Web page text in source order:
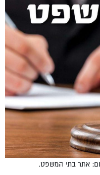
אתר בתי המשפט.